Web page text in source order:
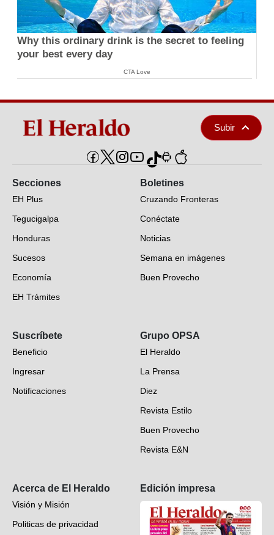
Why this ordinary drink is the secret to feeling
your best every day
CTA Love
Subir
Secciones
EH Plus
Tegucigalpa
Honduras
Sucesos
Economía
EH Trámites
EH Verifica
Fotogalerías
Deportes
Videos
Boletines
Cruzando Fronteras
Conéctate
Noticias
Semana en imágenes
Buen Provecho
Suscríbete
Beneficio
Ingresar
Notificaciones
Grupo OPSA
El Heraldo
La Prensa
Diez
Revista Estilo
Buen Provecho
Revista E&N
Acerca de El Heraldo
Visión y Misión
Politicas de privacidad
Edición impresa